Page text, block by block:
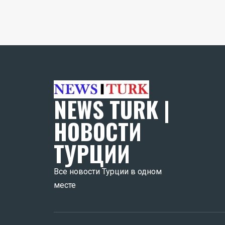
NEWS TURK |
НОВОСТИ
ТУРЦИИ
Все новости Турции в одном
месте